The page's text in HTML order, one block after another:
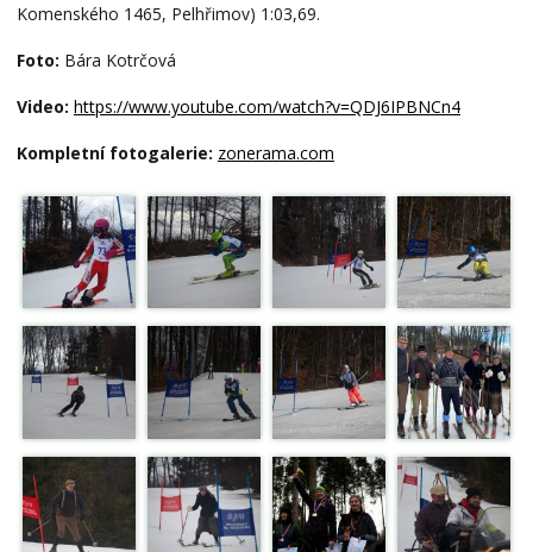
Komenského 1465, Pelhřimov) 1:03,69.
Foto: Bára Kotrčová
Video: https://www.youtube.com/watch?v=QDJ6IPBNCn4
Kompletní fotogalerie: zonerama.com